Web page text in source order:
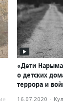
«Дети
о детских
террора и
16.07.2020 ·